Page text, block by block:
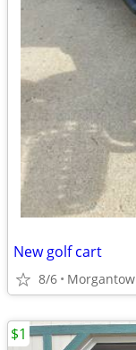
New golf cart
8/6
$1